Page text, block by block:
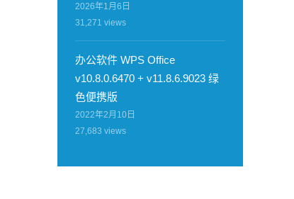
2026年1月6日
31,271 views
办公软件 WPS Office
v10.8.0.6470 + v11.8.6.9023 绿
色便携版
2022年2月10日
27,683 views